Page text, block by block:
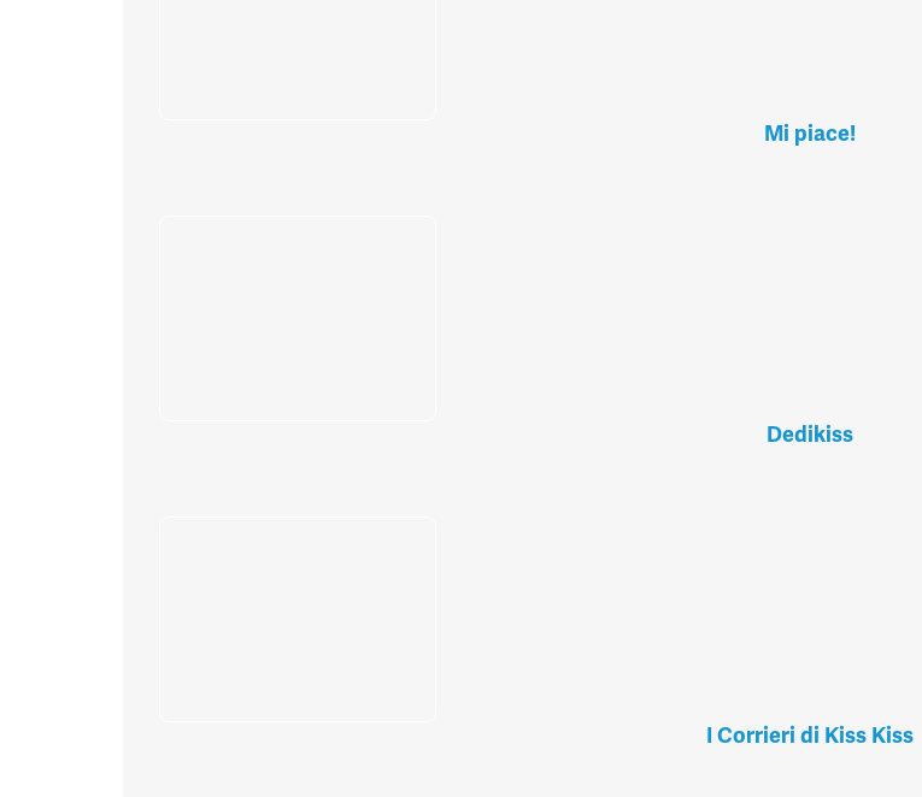
Mi piace!
Dedikiss
I Corrieri di Kiss Kiss